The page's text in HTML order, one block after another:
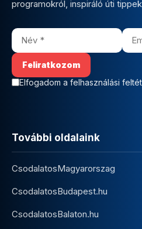
programokról, inspiráló úti
Elfogadom a felhasználási
További oldalaink
CsodalatosMagyarorszag
CsodalatosBudapest.hu
CsodalatosBalaton.hu